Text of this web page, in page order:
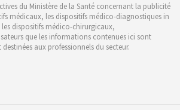
du Ministère de la Santé concernant la publicité
médicaux, les dispositifs médico-diagnostiques in
dispositifs médico-chirurgicaux,
que les informations contenues ici sont
aux professionnels du secteur.